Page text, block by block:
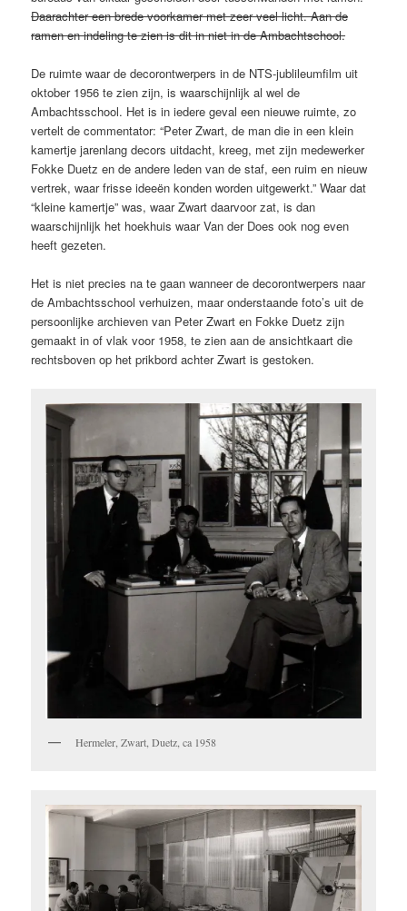
Daarachter een brede voorkamer met zeer veel licht. Aan de
ramen en indeling te zien is dit in niet in de Ambachtschool.
De ruimte waar de decorontwerpers in de NTS-jublileumfilm uit
oktober 1956 te zien zijn, is waarschijnlijk al wel de
Ambachtsschool. Het is in iedere geval een nieuwe ruimte, zo
vertelt de commentator: “Peter Zwart, de man die in een klein
kamertje jarenlang decors uitdacht, kreeg, met zijn medewerker
Fokke Duetz en de andere leden van de staf, een ruim en nieuw
vertrek, waar frisse ideeën konden worden uitgewerkt.” Waar dat
“kleine kamertje” was, waar Zwart daarvoor zat, is dan
waarschijnlijk het hoekhuis waar Van der Does ook nog even
heeft gezeten.
Het is niet precies na te gaan wanneer de decorontwerpers naar
de Ambachtsschool verhuizen, maar onderstaande foto’s uit de
persoonlijke archieven van Peter Zwart en Fokke Duetz zijn
gemaakt in of vlak voor 1958, te zien aan de ansichtkaart die
rechtsboven op het prikbord achter Zwart is gestoken.
Hermeler, Zwart, Duetz, ca 1958